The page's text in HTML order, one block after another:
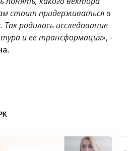
стоит придерживаться в
родилось исследование
и ее трансформация», -
.